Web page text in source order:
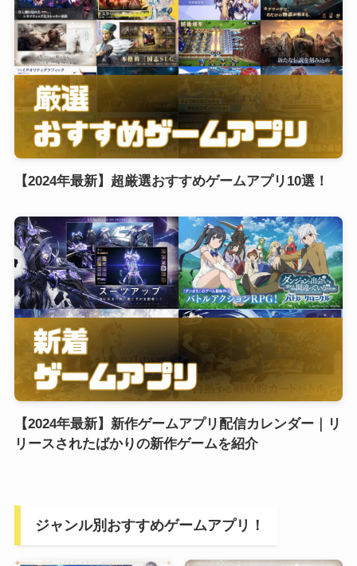
【2024年最新】超厳選おすすめゲームアプリ10選！
【2024年最新】新作ゲームアプリ配信カレンダー｜リ
リースされたばかりの新作ゲームを紹介
ジャンル別おすすめゲームアプリ！